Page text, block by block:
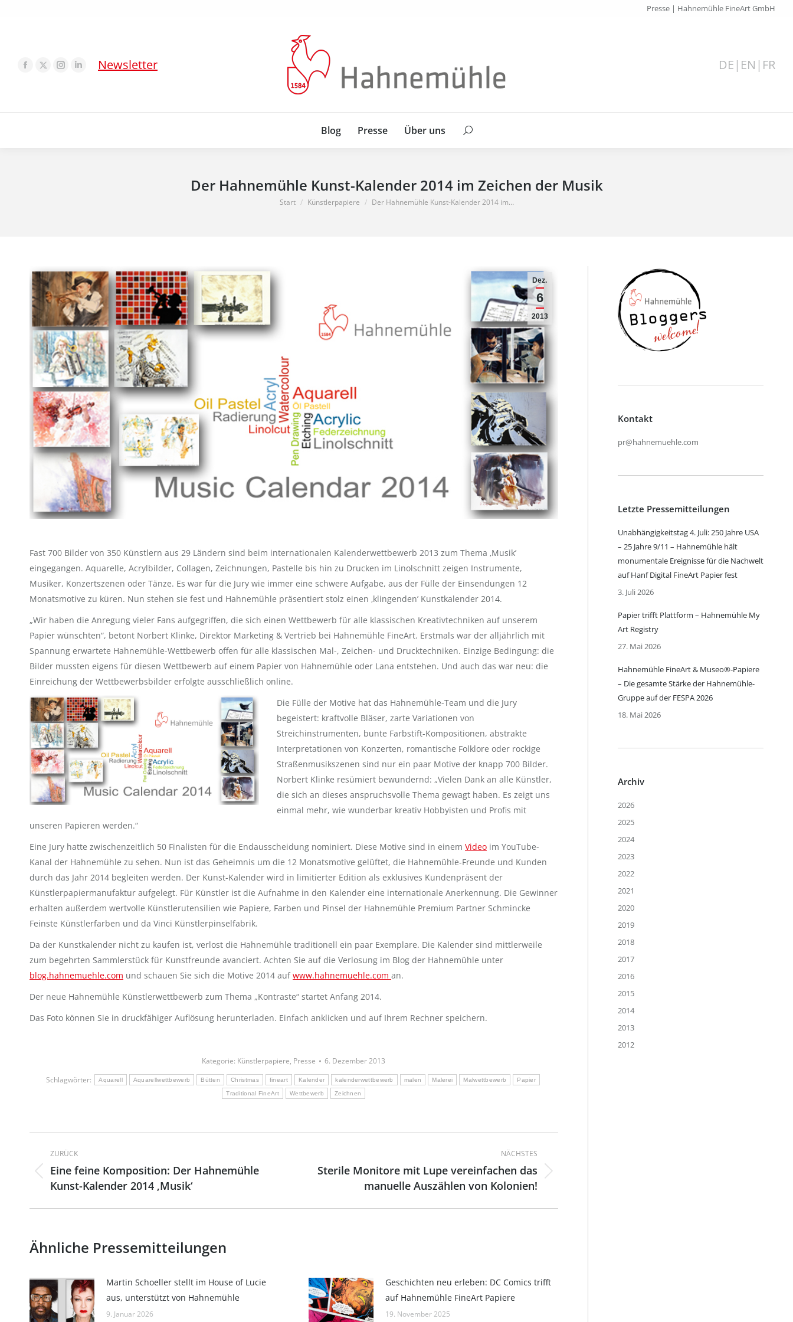
Presse | Hahnemühle FineArt GmbH
Newsletter DE | EN | FR
Blog Presse Über uns Search:
Der Hahnemühle Kunst-Kalender 2014 im Zeichen der Musik
Sie befinden sich hier:
Start Künstlerpapiere Der Hahnemühle Kunst-Kalender 2014 im…
Dez.
6
2013
Fast 700 Bilder von 350 Künstlern aus 29 Ländern sind beim internationalen Kalenderwettbewerb 2013 zum Thema ‚Musik’
eingegangen. Aquarelle, Acrylbilder, Collagen, Zeichnungen, Pastelle bis hin zu Drucken im Linolschnitt zeigen Instrumente,
Musiker, Konzertszenen oder Tänze. Es war für die Jury wie immer eine schwere Aufgabe, aus der Fülle der Einsendungen 12
Monatsmotive zu küren. Nun stehen sie fest und Hahnemühle präsentiert stolz einen ‚klingenden’ Kunstkalender 2014.
„Wir haben die Anregung vieler Fans aufgegriffen, die sich einen Wettbewerb für alle klassischen Kreativtechniken auf unserem
Papier wünschten“, betont Norbert Klinke, Direktor Marketing & Vertrieb bei Hahnemühle FineArt. Erstmals war der alljährlich mit
Spannung erwartete Hahnemühle-Wettbewerb offen für alle klassischen Mal-, Zeichen- und Drucktechniken. Einzige Bedingung: die
Bilder mussten eigens für diesen Wettbewerb auf einem Papier von Hahnemühle oder Lana entstehen. Und auch das war neu: die
Einreichung der Wettbewerbsbilder erfolgte ausschließlich online.
Die Fülle der Motive hat das Hahnemühle-Team und die Jury
begeistert: kraftvolle Bläser, zarte Variationen von
Streichinstrumenten, bunte Farbstift-Kompositionen, abstrakte
Interpretationen von Konzerten, romantische Folklore oder rockige
Straßenmusikszenen sind nur ein paar Motive der knapp 700 Bilder.
Norbert Klinke resümiert bewundernd: „Vielen Dank an alle Künstler,
die sich an dieses anspruchsvolle Thema gewagt haben. Es zeigt uns
einmal mehr, wie wunderbar kreativ Hobbyisten und Profis mit
unseren Papieren werden.“
Eine Jury hatte zwischenzeitlich 50 Finalisten für die Endausscheidung nominiert. Diese Motive sind in einem Video im YouTube-
Kanal der Hahnemühle zu sehen. Nun ist das Geheimnis um die 12 Monatsmotive gelüftet, die Hahnemühle-Freunde und Kunden
durch das Jahr 2014 begleiten werden. Der Kunst-Kalender wird in limitierter Edition als exklusives Kundenpräsent der
Künstlerpapiermanufaktur aufgelegt. Für Künstler ist die Aufnahme in den Kalender eine internationale Anerkennung. Die Gewinner
erhalten außerdem wertvolle Künstlerutensilien wie Papiere, Farben und Pinsel der Hahnemühle Premium Partner Schmincke
Feinste Künstlerfarben und da Vinci Künstlerpinselfabrik.
Da der Kunstkalender nicht zu kaufen ist, verlost die Hahnemühle traditionell ein paar Exemplare. Die Kalender sind mittlerweile
zum begehrten Sammlerstück für Kunstfreunde avanciert. Achten Sie auf die Verlosung im Blog der Hahnemühle unter
blog.hahnemuehle.com und schauen Sie sich die Motive 2014 aufwww.hahnemuehle.com an.
Der neue Hahnemühle Künstlerwettbewerb zum Thema „Kontraste“ startet Anfang 2014.
Das Foto können Sie in druckfähiger Auflösung herunterladen. Einfach anklicken und auf Ihrem Rechner speichern.
Kategorie: Künstlerpapiere, Presse
6. Dezember 2013
Schlagwörter:
Aquarell Aquarellwettbewerb Bütten Christmas fineart Kalender kalenderwettbewerb malen Malerei Malwettbewerb Papier
Traditional FineArt Wettbewerb Zeichnen
Kommentarnavigation
ZURÜCK
Vorheriger
Beitrag:
Eine feine Komposition: Der Hahnemühle
Kunst-Kalender 2014 ‚Musik‘
NÄCHSTES
Nächster
Sterile Monitore mit Lupe vereinfachen das
manuelle Auszählen von Kolonien!
Ähnliche Pressemitteilungen
Martin Schoeller stellt im House of Lucie
aus, unterstützt von Hahnemühle
9. Januar 2026
Geschichten neu erleben: DC Comics trifft
auf Hahnemühle FineArt Papiere
19. November 2025
Kontakt
pr@hahnemuehle.com
Letzte Pressemitteilungen
Unabhängigkeitstag 4. Juli: 250 Jahre USA
– 25 Jahre 9/11 – Hahnemühle hält
monumentale Ereignisse für die Nachwelt
auf Hanf Digital FineArt Papier fest
3. Juli 2026
Papier trifft Plattform – Hahnemühle My
Art Registry
27. Mai 2026
Hahnemühle FineArt & Museo®-Papiere
– Die gesamte Stärke der Hahnemühle-
Gruppe auf der FESPA 2026
18. Mai 2026
Archiv
2026
2025
2024
2023
2022
2021
2020
2019
2018
2017
2016
2015
2014
2013
2012